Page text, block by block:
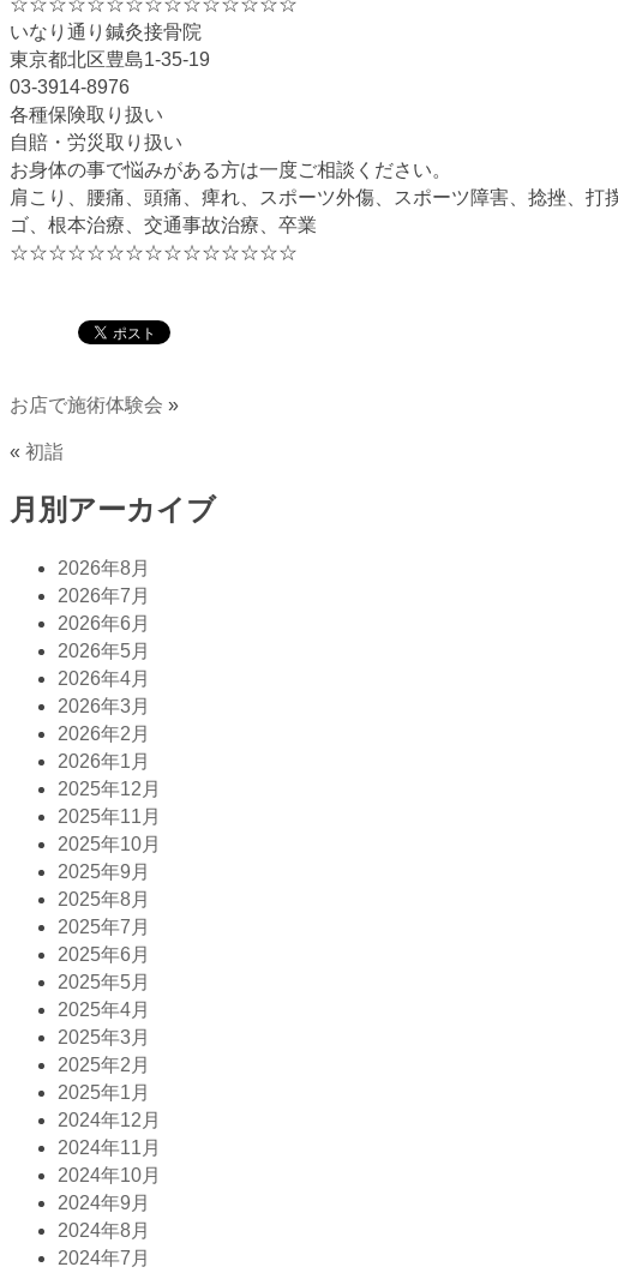
いなり通り鍼灸接骨院
東京都北区豊島1-35-19
03-3914-8976
各種保険取り扱い
自賠・労災取り扱い
お身体の事で悩みがある方は一度ご相談ください。
肩こり、腰痛、頭痛、痺れ、スポーツ外傷、スポーツ障害、捻挫、
ゴ、根本治療、交通事故治療、卒業
☆☆☆☆☆☆☆☆☆☆☆☆☆☆☆
お店で施術体験会 »
« 初詣
月別アーカイブ
2026年8月
2026年7月
2026年6月
2026年5月
2026年4月
2026年3月
2026年2月
2026年1月
2025年12月
2025年11月
2025年10月
2025年9月
2025年8月
2025年7月
2025年6月
2025年5月
2025年4月
2025年3月
2025年2月
2025年1月
2024年12月
2024年11月
2024年10月
2024年9月
2024年8月
2024年7月